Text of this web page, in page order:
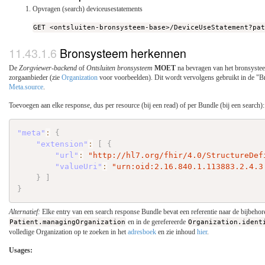
Opvragen (search) deviceusestatements
GET <ontsluiten-bronsysteem-base>/
Bronsysteem herkennen
De Zorgviewer-backend of Ontsluiten bronsysteem MOET na bevragen van het
zorgaanbieder (zie Organization voor voorbeelden). Dit wordt vervolgens gebruikt in de
Meta.source.
Toevoegen aan elke response, dus per resource (bij een read) of per Bundle (bij een search):
"meta" :
{
"extension" :
{
"url" :
"http://hl7.org/fhir/4.0/
"valueUri" :
}
}
Alternatief: Elke entry van een search response Bundle bevat een referentie naar de
Patient.managingOrganization en in de gerefereerde
volledige Organization op te zoeken in het adresboek en zie inhoud hier.
Usages: